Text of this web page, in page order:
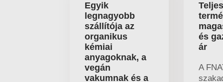
Egyik
legnagyobb
szállítója az
organikus
kémiai
anyagoknak, a
vegán
vakumnak és a
Teljes
és
ár
A